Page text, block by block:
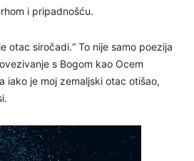
i pripadnošću.
otac siročadi.“ To nije samo poezija
s Bogom kao Ocem
iako je moj zemaljski otac otišao,